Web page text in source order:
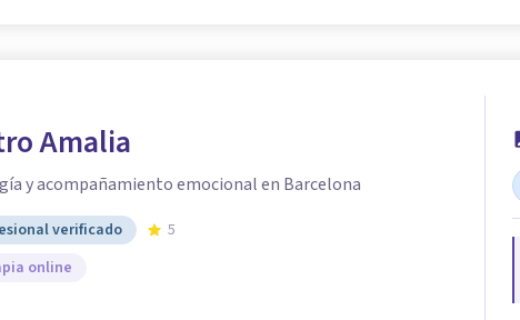
Amalia
y acompañamiento emocional en Barcelona
verificado
5
online